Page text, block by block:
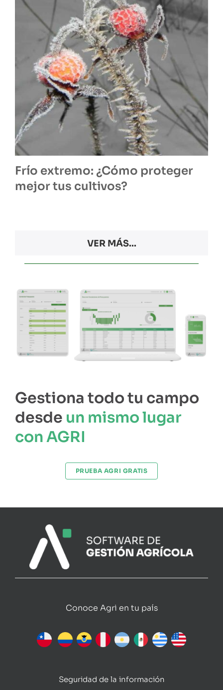
Frío extremo: ¿Cómo proteger
mejor tus cultivos?
VER MÁS...
Gestiona todo tu campo
desde un mismo lugar
con AGRI
PRUEBA AGRI GRATIS
Conoce Agri en tu país
Seguridad de la información